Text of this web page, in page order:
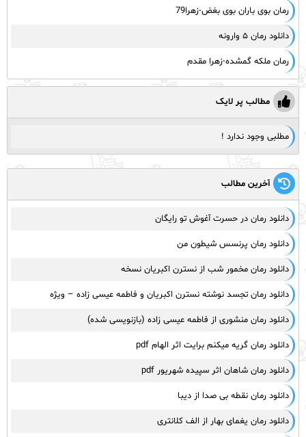
رمان بوی باران بوی بغض-زهرا79
دانلود رمان ۵ وارونه
رمان ملکه گمشده-زهرا مقدم
مطالب پر لایک
مطلبی وجود ندارد !
آخرین مطالب
دانلود رمان در حسرت آغوش تو رایگان
دانلود رمان پرنسس شیطون من
دانلود رمان مخمور شب از نسترن اکبریان نسخه
دانلود رمان تجسد نوشته نسترن اکبریان و فاطمه عیسی زاده – ویژه
دانلود رمان منشوری از فاطمه عیسی زاده (بازنویسی شده)
دانلود رمان گریه میکنم برایت اثر الهام pdf
دانلود رمان شاهان اثر سپیده شهریور pdf
دانلود رمان نقطه بی صدا از دیبا
دانلود رمان یغمای بهار از الف کلانتری